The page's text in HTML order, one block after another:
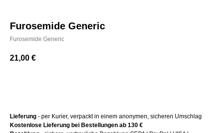
Furosemide Generic
Furosemide Generic
21,00 €
Lieferung - per Kurier, verpackt in einem anonymen, sicheren Umschlag
Kostenlose Lieferung bei Bestellungen ab 130 €